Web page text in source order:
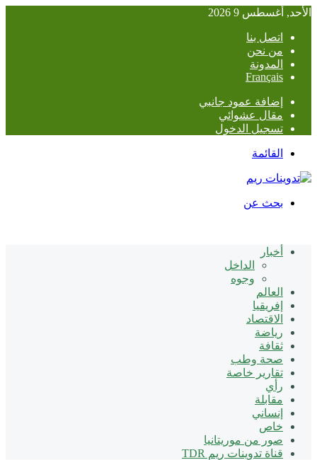
الأحد, أغسطس 9 2026
اتصل بنا
من نحن
المدونة
Français
إضافة عمود جانبي
مقال عشوائي
تسجيل الدخول
القائمة
بحث عن
أخبار
الداخل
وجوه
العالم
إفريقيا
الاقتصاد
رياضة
ثقافة
صحة وطب
تقارير خاصة
رأي
مقابلة
إنساني
خاص
صور من موريتانيا
قناة تدوينات ريم TDR